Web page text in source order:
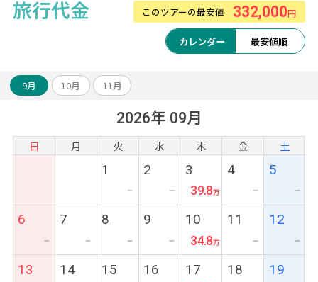
旅行代金 このツアーの最安値 332,000円
カレンダー 最安値順
9月 10月 11月
2026年 09月
日 月 火 水 木 金 土
1
ー
2
ー
3
39.8
4
ー
5
ー
6
ー
7
ー
8
ー
9
ー
10
34.8
11
ー
12
ー
13 14 15 16 17 18 19